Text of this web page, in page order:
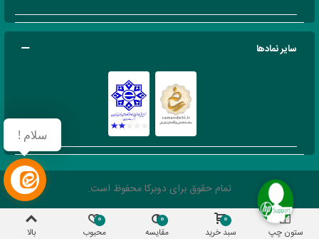
سایر نمادها
تمام حقوق برای دوبرکا محفوظ است.
ستون چپ سبد خرید
0
مقایسه
0
محبوب
0
بالا
سلام !